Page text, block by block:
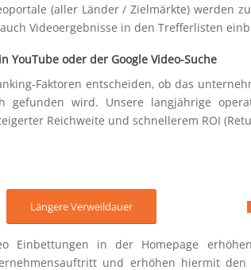
(aller Länder / Zielmärkte) werden
Videoergebnisse in den Trefferlisten
YouTube oder der Google Video-Suche
Faktoren entscheiden, ob das
gefunden wird. Unsere langjährige
Reichweite und schnellerem ROI
Längere Verweildauer
Einbettungen in der Homepage
und erhöhen hiermit